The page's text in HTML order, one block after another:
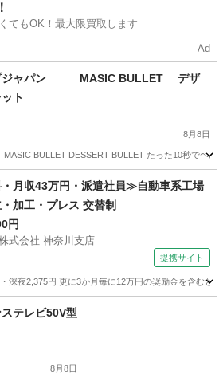
てもOK！最大限買取します
Ad
ジャパン MASIC BULLET デザ
ト
8月8日
BULLET DESSERT BULLET たった10秒でヘ
生活家電
月収43万円・派遣社員≫自動車系工場
加工・プレス 交替制
円
式会社 神奈川支店
提携サイト
深夜2,375円 更に3か月毎に12万円の奨励金を含む
テレビ50V型
8月8日